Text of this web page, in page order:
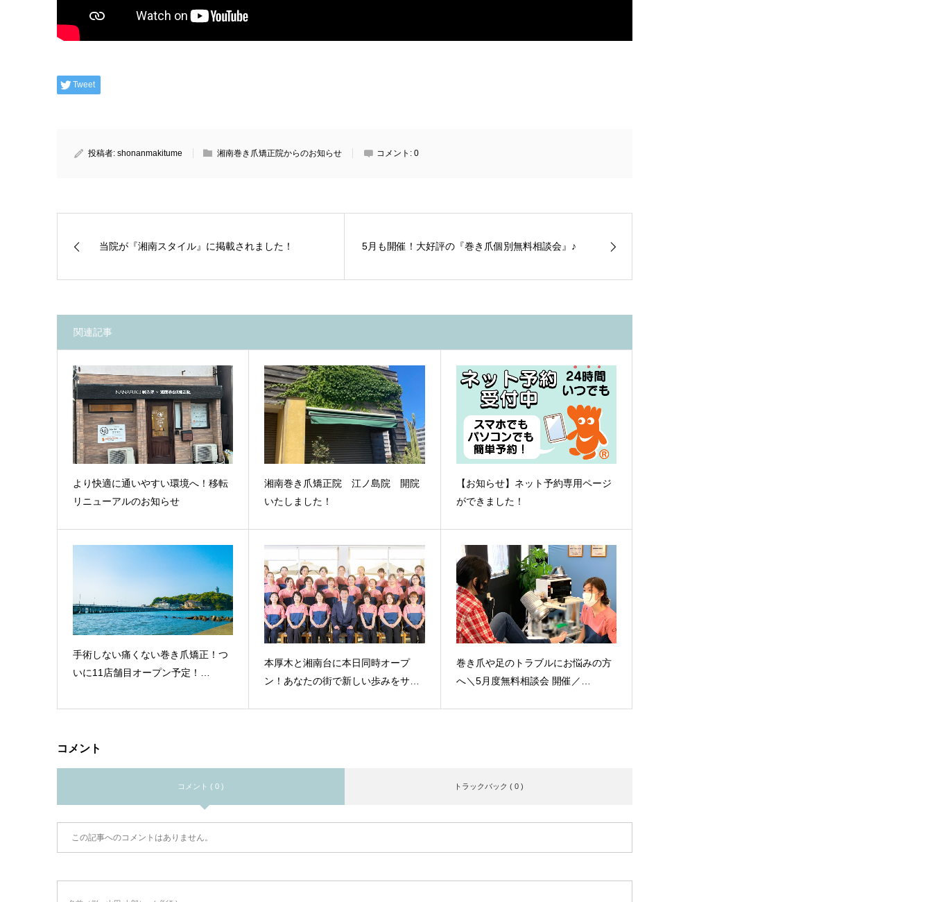
Tweet
投稿者: shonanmakitume 湘南巻き爪矯正院からのお知らせ コメント: 0
当院が『湘南スタイル』に掲載されました！ 5月も開催！大好評の『巻き爪個別無料相談会』♪
関連記事
より快適に通いやすい環境へ！移転
リニューアルのお知らせ
湘南巻き爪矯正院 江ノ島院 開院
いたしました！
【お知らせ】ネット予約専用ページ
ができました！
手術しない痛くない巻き爪矯正！つ
いに11店舗目オープン予定！…
本厚木と湘南台に本日同時オープ
ン！あなたの街で新しい歩みをサ…
巻き爪や足のトラブルにお悩みの方
へ＼5月度無料相談会 開催／…
コメント
コメント ( 0 ) トラックバック ( 0 )
この記事へのコメントはありません。